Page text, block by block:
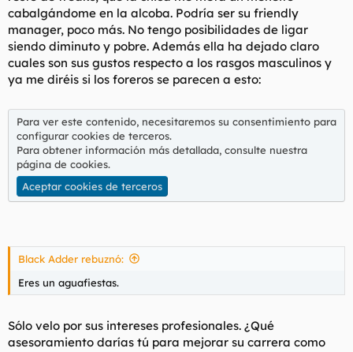
cabalgándome en la alcoba. Podría ser su friendly
manager, poco más. No tengo posibilidades de ligar
siendo diminuto y pobre. Además ella ha dejado claro
cuales son sus gustos respecto a los rasgos masculinos y
ya me diréis si los foreros se parecen a esto:
Para ver este contenido, necesitaremos su consentimiento para
configurar cookies de terceros.
Para obtener información más detallada, consulte nuestra
página de cookies.
Aceptar cookies de terceros
Black Adder rebuznó:
Eres un aguafiestas.
Sólo velo por sus intereses profesionales. ¿Qué
asesoramiento darías tú para mejorar su carrera como